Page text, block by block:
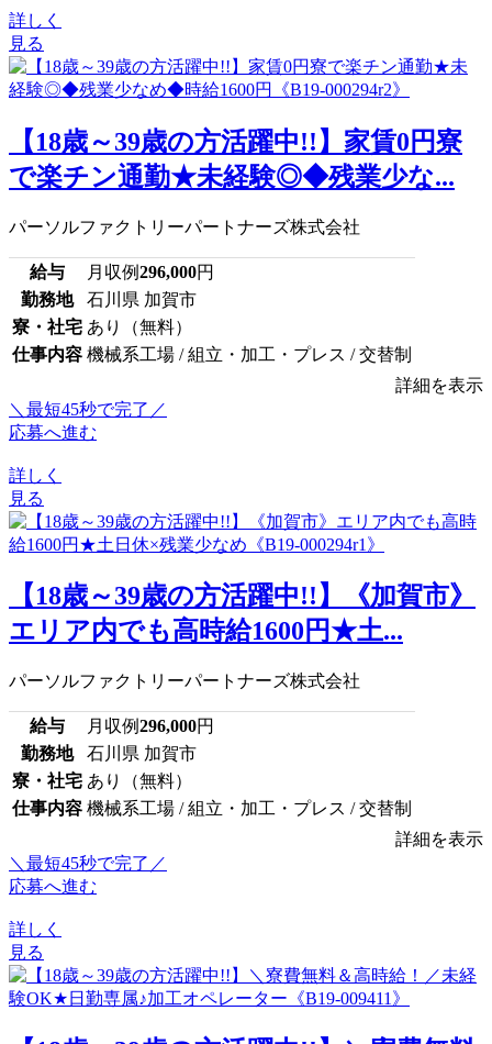
詳しく
見る
【18歳～39歳の方活躍中!!】家賃0円寮
で楽チン通勤★未経験◎◆残業少な...
パーソルファクトリーパートナーズ株式会社
給与 月収例296,000円
勤務地
石川県 加賀市
寮・社宅 あり（無料）
仕事内容 機械系工場 / 組立・加工・プレス / 交替制
詳細を表示
＼最短45秒で完了／
応募へ進む
詳しく
見る
【18歳～39歳の方活躍中!!】《加賀市》
エリア内でも高時給1600円★土...
パーソルファクトリーパートナーズ株式会社
給与 月収例296,000円
勤務地
石川県 加賀市
寮・社宅 あり（無料）
仕事内容 機械系工場 / 組立・加工・プレス / 交替制
詳細を表示
＼最短45秒で完了／
応募へ進む
詳しく
見る